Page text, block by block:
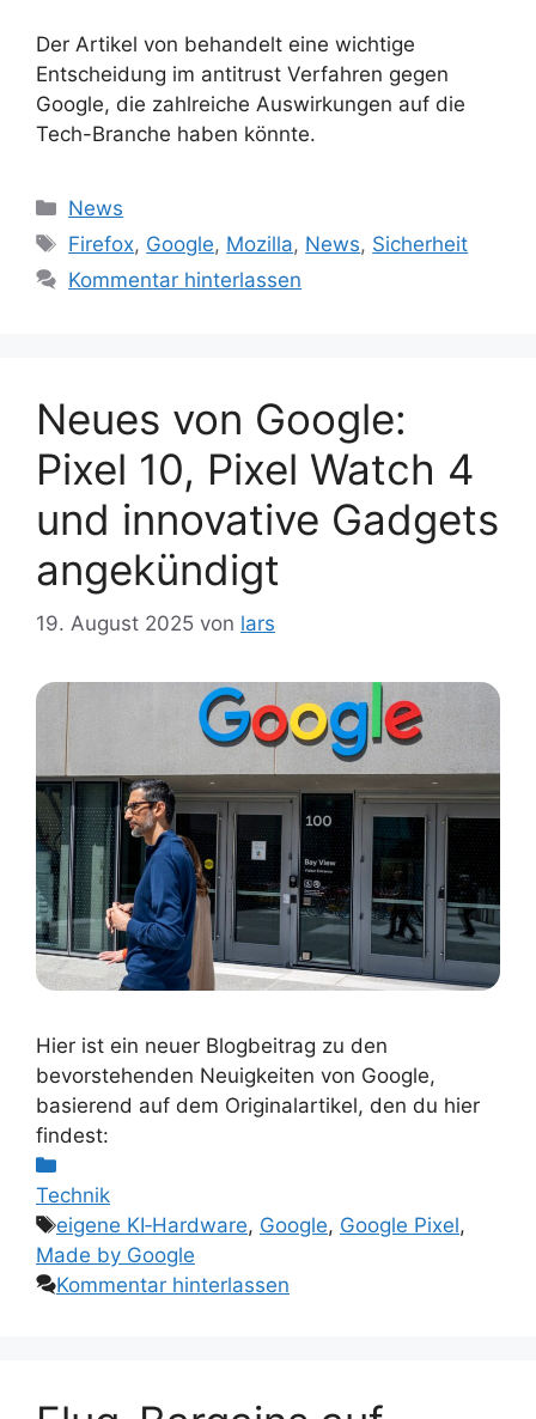
Der Artikel von behandelt eine wichtige
Entscheidung im antitrust Verfahren gegen
Google, die zahlreiche Auswirkungen auf die
Tech-Branche haben könnte.
Kategorien
News
Schlagwörter
Firefox, Google, Mozilla, News, Sicherheit
Kommentar hinterlassen
Neues von Google:
Pixel 10, Pixel Watch 4
und innovative Gadgets
angekündigt
19. August 2025 von lars
Hier ist ein neuer Blogbeitrag zu den
bevorstehenden Neuigkeiten von Google,
basierend auf dem Originalartikel, den du hier
findest:
Kategorien
Technik
Schlagwörter
eigene KI‑Hardware, Google, Google Pixel,
Made by Google
Kommentar hinterlassen